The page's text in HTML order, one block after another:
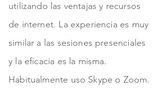
utilizando las ventajas y recursos
de internet. La experiencia es muy
similar a las sesiones presenciales
y la eficacia es la misma.
Habitualmente uso Skype o Zoom.